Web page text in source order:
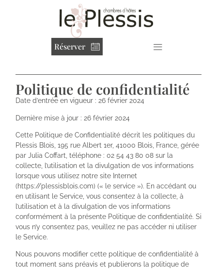
Réserver
Politique de confidentialité
Date d’entrée en vigueur : 26 février 2024
Dernière mise à jour : 26 février 2024
Cette Politique de Confidentialité décrit les politiques du
Plessis Blois, 195 rue Albert 1er, 41000 Blois, France, gérée
par Julia Coffart, téléphone : 02 54 43 80 08 sur la
collecte, l’utilisation et la divulgation de vos informations
lorsque vous utilisez notre site Internet
(https://plessisblois.com) (« le service »). En accédant ou
en utilisant le Service, vous consentez à la collecte, à
l’utilisation et à la divulgation de vos informations
conformément à la présente Politique de confidentialité. Si
vous n’y consentez pas, veuillez ne pas accéder ni utiliser
le Service.
Nous pouvons modifier cette politique de confidentialité à
tout moment sans préavis et publierons la politique de